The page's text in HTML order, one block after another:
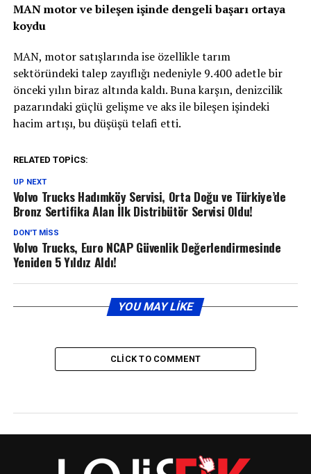
MAN motor ve bileşen işinde dengeli başarı ortaya
koydu
MAN, motor satışlarında ise özellikle tarım
sektöründeki talep zayıflığı nedeniyle 9.400 adetle bir
önceki yılın biraz altında kaldı. Buna karşın, denizcilik
pazarındaki güçlü gelişme ve aks ile bileşen işindeki
hacim artışı, bu düşüşü telafi etti.
RELATED TOPICS:
UP NEXT
Volvo Trucks Hadımköy Servisi, Orta Doğu ve Türkiye’de
Bronz Sertifika Alan İlk Distribütör Servisi Oldu!
DON'T MISS
Volvo Trucks, Euro NCAP Güvenlik Değerlendirmesinde
Yeniden 5 Yıldız Aldı!
YOU MAY LIKE
CLICK TO COMMENT